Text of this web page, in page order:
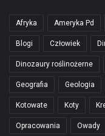
Afryka Ameryka Pd
Blogi Człowiek
Dinozaury roślinożerne
Geografia Geologia
Kotowate Koty
Opracowania Owady